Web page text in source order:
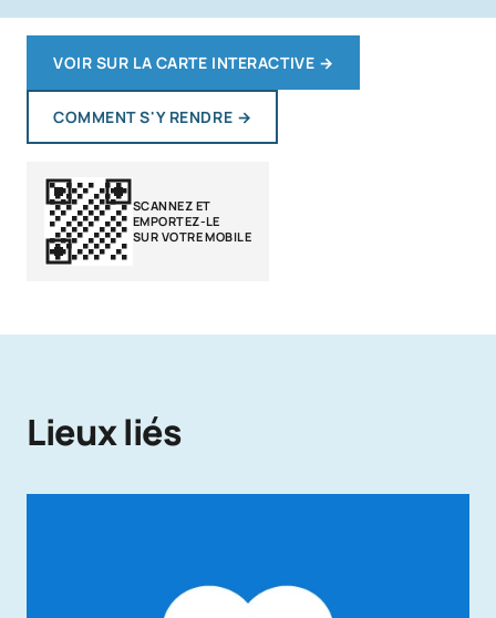
VOIR SUR LA CARTE INTERACTIVE →
COMMENT S'Y RENDRE →
SCANNEZ ET
EMPORTEZ-LE
SUR VOTRE MOBILE
Lieux liés